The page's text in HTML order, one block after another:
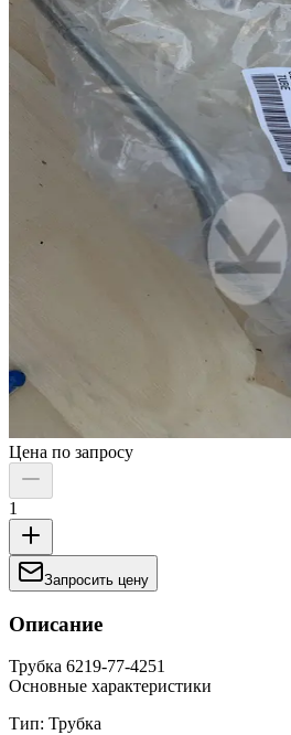
Цена по запросу
1
Запросить цену
Описание
Трубка 6219-77-4251
Основные характеристики
Тип: Трубка